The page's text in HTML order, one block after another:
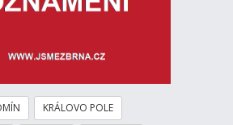
KRÁLOVO POLE